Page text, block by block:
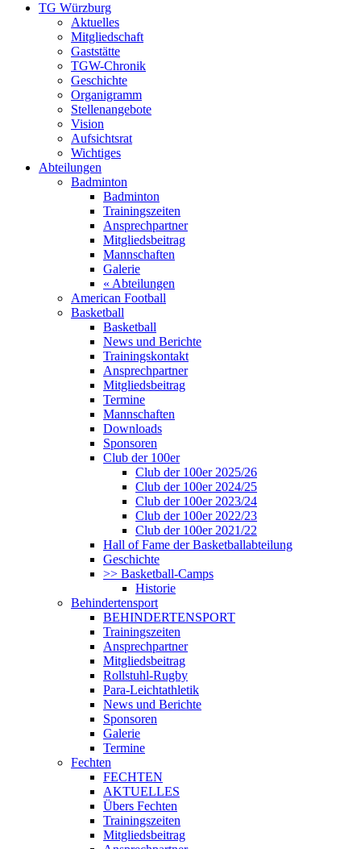
TG Würzburg
Aktuelles
Mitgliedschaft
Gaststätte
TGW-Chronik
Geschichte
Organigramm
Stellenangebote
Vision
Aufsichtsrat
Wichtiges
Abteilungen
Badminton
Badminton
Trainingszeiten
Ansprechpartner
Mitgliedsbeitrag
Mannschaften
Galerie
« Abteilungen
American Football
Basketball
Basketball
News und Berichte
Trainingskontakt
Ansprechpartner
Mitgliedsbeitrag
Termine
Mannschaften
Downloads
Sponsoren
Club der 100er
Club der 100er 2025/26
Club der 100er 2024/25
Club der 100er 2023/24
Club der 100er 2022/23
Club der 100er 2021/22
Hall of Fame der Basketballabteilung
Geschichte
>> Basketball-Camps
Historie
Behindertensport
BEHINDERTENSPORT
Trainingszeiten
Ansprechpartner
Mitgliedsbeitrag
Rollstuhl-Rugby
Para-Leichtathletik
News und Berichte
Sponsoren
Galerie
Termine
Fechten
FECHTEN
AKTUELLES
Übers Fechten
Trainingszeiten
Mitgliedsbeitrag